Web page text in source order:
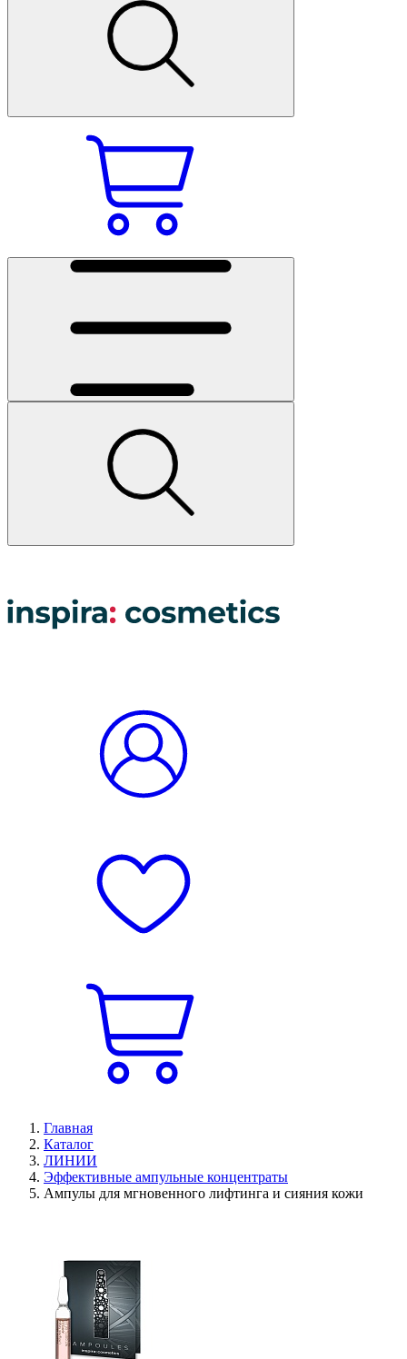
Главная
Каталог
ЛИНИИ
Эффективные ампульные концентраты
Ампулы для мгновенного лифтинга и сияния кожи